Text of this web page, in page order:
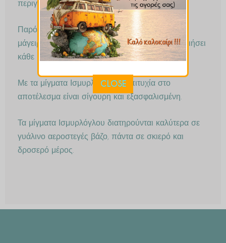
περιγράφεται στην ονομασία του.
Παρόλα αυτά η φαντασία και η έμπνευση του
μάγειρα μπορεί να τον οδηγήσει να χρησιμοποιήσει
κάθε μίγμα σε πολλά διαφορετικά φαγητά.
Με τα μίγματα Ισμυρλόγλου η επιτυχία στο
αποτέλεσμα είναι σίγουρη και εξασφαλισμένη.
Τα μίγματα Ισμυρλόγλου διατηρούνται καλύτερα σε
γυάλινο αεροστεγές βάζο, πάντα σε σκιερό και
δροσερό μέρος.
CLOSE